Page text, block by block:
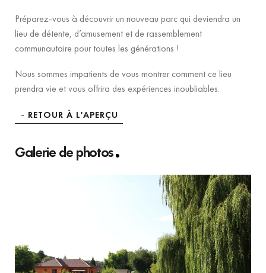
Préparez-vous à découvrir un nouveau parc qui deviendra un
lieu de détente, d’amusement et de rassemblement
communautaire pour toutes les générations !
Nous sommes impatients de vous montrer comment ce lieu
prendra vie et vous offrira des expériences inoubliables.
RETOUR À L'APERÇU
Galerie de photos